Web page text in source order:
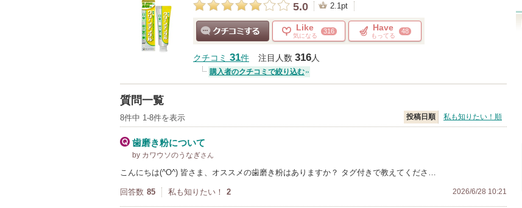
5.0 2.1pt
Like
気になる
316 Have
もってる
48
クチコミ 31件 注目人数 316人
購入者のクチコミで絞り込む
質問一覧
8件中 1-8件を表示 投稿日順 私も知りたい！順
歯磨き粉について
by カワウソのうなぎさん
こんにちは(^O^) 皆さま、オススメの歯磨き粉はありますか？ タグ付きで教えてくださ…
回答数 85 私も知りたい！ 2 2026/6/28 10:21